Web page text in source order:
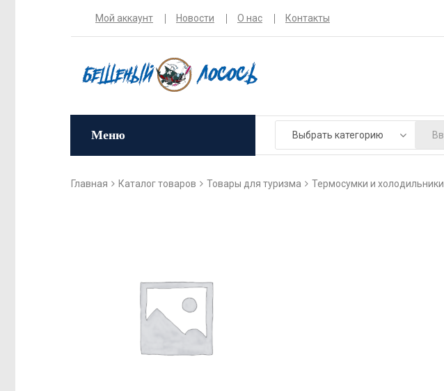
Мой аккаунт Новости О нас Контакты
Меню
Главная Каталог товаров Товары для туризма Термосумки и холодильники